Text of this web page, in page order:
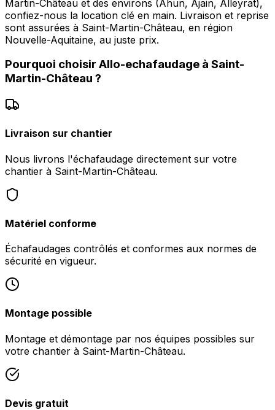
Martin-Château et des environs (Ahun, Ajain, Alleyrat),
confiez-nous la location clé en main. Livraison et reprise
sont assurées à Saint-Martin-Château, en région
Nouvelle-Aquitaine, au juste prix.
Pourquoi choisir Allo-echafaudage à Saint-
Martin-Château ?
Livraison sur chantier
Nous livrons l'échafaudage directement sur votre
chantier à Saint-Martin-Château.
Matériel conforme
Échafaudages contrôlés et conformes aux normes de
sécurité en vigueur.
Montage possible
Montage et démontage par nos équipes possibles sur
votre chantier à Saint-Martin-Château.
Devis gratuit